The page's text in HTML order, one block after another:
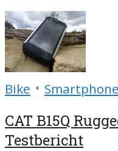
Bike • Smartphone
CAT B15Q
Testbericht